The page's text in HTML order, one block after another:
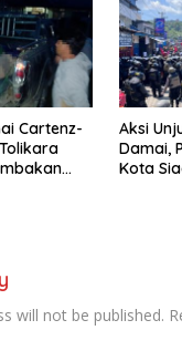
Cartenz-
Aksi
Damai,
Kota
will not be published.